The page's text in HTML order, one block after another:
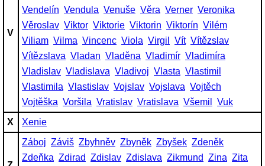
V
Vendelín Vendula Venuše Věra Verner Veronika
Věroslav Viktor Viktorie Viktorin Viktorín Vilém
Viliam Vilma Vincenc Viola Virgil Vít Vítězslav
Vítězslava Vladan Vladěna Vladimír Vladimíra
Vladislav Vladislava Vladivoj Vlasta Vlastimil
Vlastimila Vlastislav Vojslav Vojslava Vojtěch
Vojtěška Voršila Vratislav Vratislava Všemil
Vuk
X
Xenie
Záboj Záviš Zbyhněv Zbyněk Zbyšek Zdeněk
Zdeňka Zdirad Zdislav Zdislava Zikmund Zina Zita